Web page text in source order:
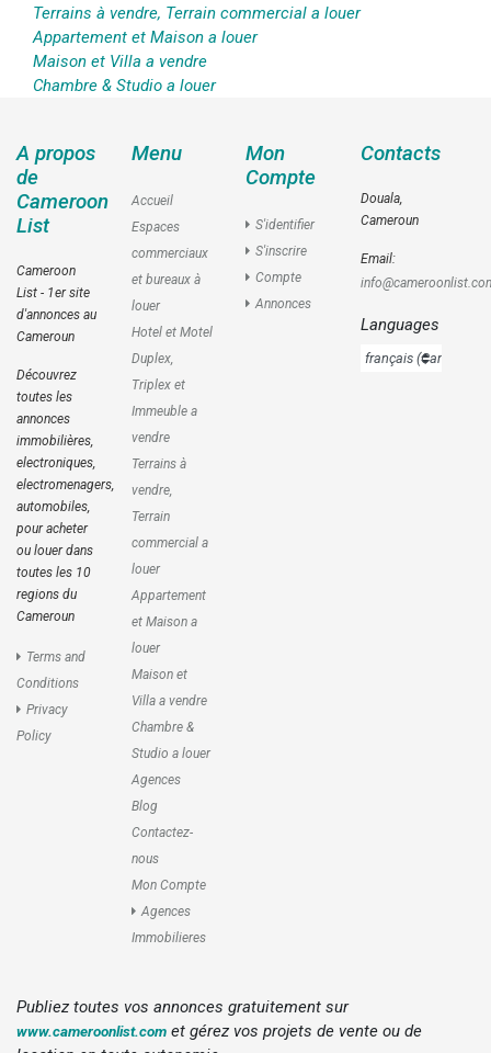
Terrains à vendre, Terrain commercial a louer
Appartement et Maison a louer
Maison et Villa a vendre
Chambre & Studio a louer
A propos
de
Cameroon
List
Cameroon
List - 1er site
d'annonces au
Cameroun
Découvrez
toutes les
annonces
immobilières,
electroniques,
electromenagers,
automobiles,
pour acheter
ou louer dans
toutes les 10
regions du
Cameroun
Terms and
Conditions
Privacy
Policy
Menu
Accueil
Espaces
commerciaux
et bureaux à
louer
Hotel et Motel
Duplex,
Triplex et
Immeuble a
vendre
Terrains à
vendre,
Terrain
commercial a
louer
Appartement
et Maison a
louer
Maison et
Villa a vendre
Chambre &
Studio a louer
Agences
Blog
Contactez-
nous
Mon Compte
Agences
Immobilieres
Mon
Compte
S'identifier
S'inscrire
Compte
Annonces
Contacts
Douala,
Cameroun
Email:
Languages
Publiez toutes vos annonces gratuitement sur
www.cameroonlist.com et gérez vos projets de vente ou de